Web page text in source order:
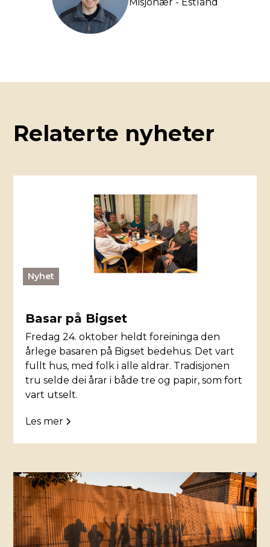
Relaterte nyheter
Nyhet
Basar på Bigset
Fredag 24. oktober heldt foreininga den
årlege basaren på Bigset bedehus. Det vart
fullt hus, med folk i alle aldrar. Tradisjonen
tru selde dei årar i både tre og papir, som fort
vart utselt.
Les mer